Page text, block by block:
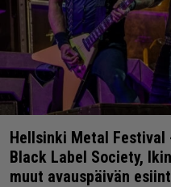
Hellsinki Metal
Black Label Society,
muut avauspäivän